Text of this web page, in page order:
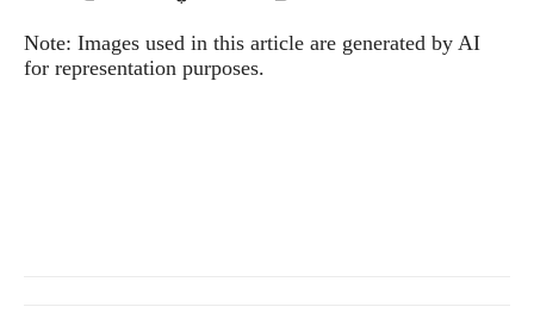
Note: Images used in this article are generated by AI
for representation purposes.